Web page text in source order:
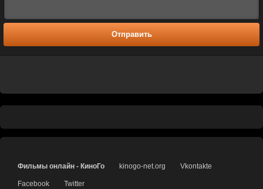
Отправить
Фильмы онлайн - КиноГо kinogo-net.org Vkontakte
Facebook Twitter